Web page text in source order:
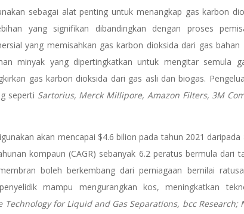
sebagai alat penting untuk menangkap gas karbon
yang signifikan dibandingkan dengan proses
yang memisahkan gas karbon dioksida dari gas bahan
minyak yang dipertingkatkan untuk mengitar semula
gas karbon dioksida dari gas asli dan biogas.
seperti Sartorius, Merck Millipore, Amazon Filters, 3M
akan mencapai $4.6 bilion pada tahun 2021 daripada
kompaun (CAGR) sebanyak 6.2 peratus bermula dari
boleh berkembang dari perniagaan bernilai
mampu mengurangkan kos, meningkatkan
Technology for Liquid and Gas Separations, bcc Research;